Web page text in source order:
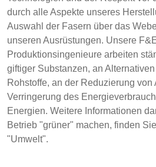
Products
Sustainability
Media
Veranstaltungen
Contact
GERMANY,
AUSTRIA &
SWITZERLAND
TRUTHAHN
durch alle Aspekte unseres
Auswahl der Fasern über das
unseren Ausrüstungen. Unsere
Produktionsingenieure arbeiten
giftiger Substanzen, an
Rohstoffe, an der Reduzierung von
Verringerung des
Energien. Weitere Informationen
Betrieb "grüner" machen, finden
"Umwelt".